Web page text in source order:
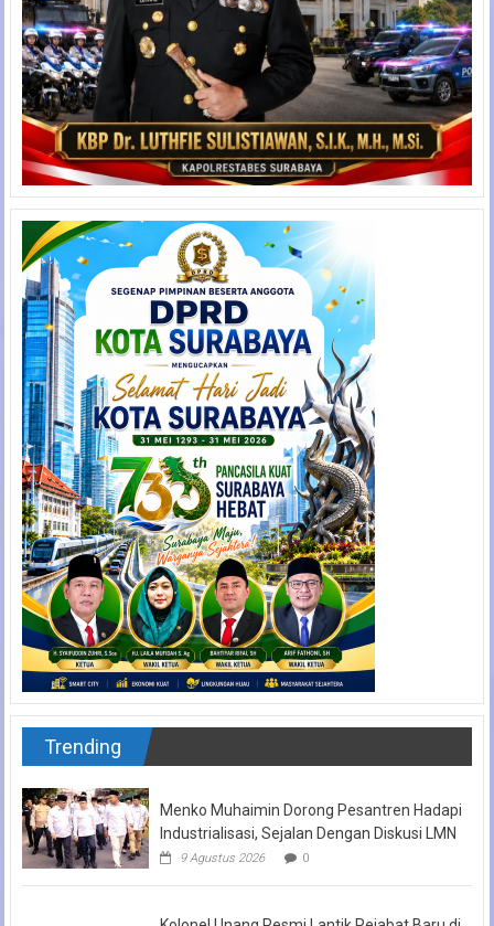
Trending
Menko Muhaimin Dorong Pesantren Hadapi
Industrialisasi, Sejalan Dengan Diskusi LMN
9 Agustus 2026 0